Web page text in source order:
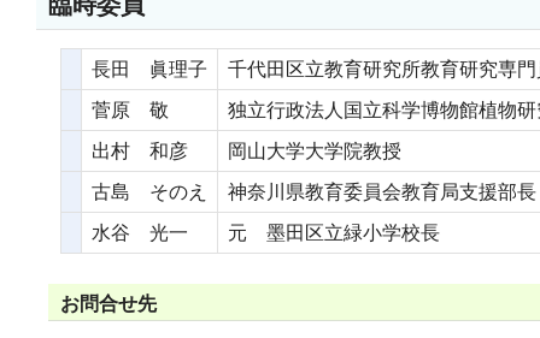
長田 眞理子
千代田区立教育研究所教育研究専門
菅原 敬
独立行政法人国立科学博物館植物
出村 和彦
岡山大学大学院教授
古島 そのえ
神奈川県教育委員会教育局支援部長
水谷 光一
元 墨田区立緑小学校長
お問合せ先